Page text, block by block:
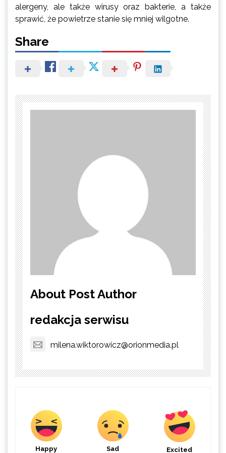
alergeny, ale także wirusy oraz bakterie, a także
sprawić, że powietrze stanie się mniej wilgotne.
Share
About Post Author
redakcja serwisu
milena.wiktorowicz@orionmedia.pl
Happy Sad Excited